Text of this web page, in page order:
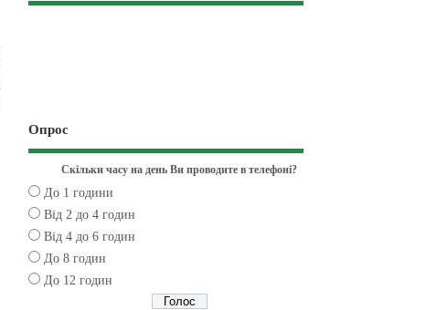
Опрос
Скільки часу на день Ви проводите в телефоні?
До 1 години
Від 2 до 4 годин
Від 4 до 6 годин
До 8 годин
До 12 годин